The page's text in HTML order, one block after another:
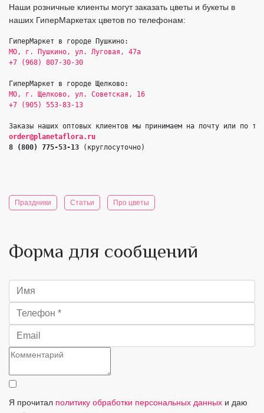
Наши розничные клиенты могут заказать цветы и букеты в
наших ГиперМаркетах цветов по телефонам:
МО, г. Пушкино, ул. Луговая, 47а
+7 (968) 807-30-30
МО, г. Щелково, ул. Советская, 16
order@planetaflora.ru
8 (800) 775-53-13
(круглосуточно)
Праздники Статьи Про цветы
Форма для сообщений
Я прочитал политику обработки персональных данных и даю